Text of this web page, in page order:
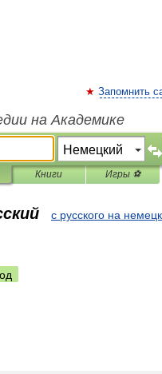
Запомнить
на Академике
Книги Игры ⚽
с русского на